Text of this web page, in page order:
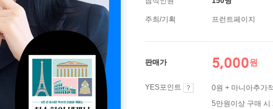
주최/기획 프런트페이지
판매가 5,000원
YES포인트
0원 + 마니아추가
5만원이상 구매 시